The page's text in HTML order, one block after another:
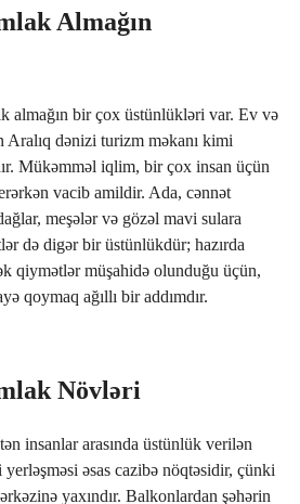
Almağın
almağın bir çox üstünlükləri var. Ev və
Aralıq dənizi turizm məkanı kimi
Mükəmməl iqlim, bir çox insan üçün
vacib amildir. Ada, cənnət
meşələr və gözəl mavi sulara
də digər bir üstünlükdür; hazırda
qiymətlər müşahidə olunduğu üçün,
qoymaq ağıllı bir addımdır.
Növləri
insanlar arasında üstünlük verilən
əsas cazibə nöqtəsidir, çünki
yaxındır. Balkonlardan şəhərin